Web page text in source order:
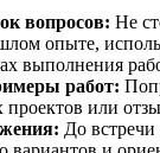
вопросов: Не
опыте,
выполнения
работ:
или
До встречи